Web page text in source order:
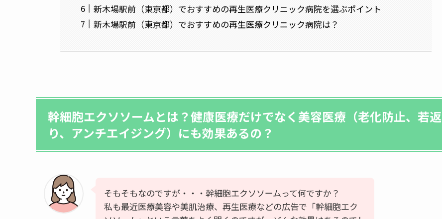
新木場駅前（東京都）でおすすめの再生医療クリニック病院を選ぶポイント
新木場駅前（東京都）でおすすめの再生医療クリニック病院は？
幹細胞エクソソームとは？健康医療だけでなく美容医療（老化防止、若返
り、アンチエイジング）にも効果あるの？
そもそもなのですが・・・幹細胞エクソソームって何ですか？
私も最近医療美容や美肌治療、再生医療などの広告で「幹細胞エク